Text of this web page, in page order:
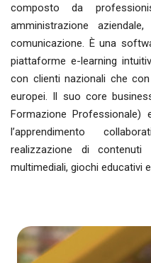
composto da
amministrazione
comunicazione. È una
piattaforme e-learning
con clienti nazionali che
europei. Il suo core
Formazione
l’apprendimento
realizzazione di
multimediali, giochi educativi